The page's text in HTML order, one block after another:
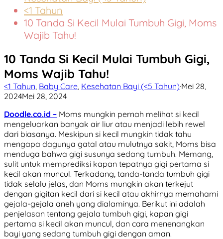
<1 Tahun
10 Tanda Si Kecil Mulai Tumbuh Gigi, Moms
Wajib Tahu!
10 Tanda Si Kecil Mulai Tumbuh Gigi,
Moms Wajib Tahu!
<1 Tahun Baby Care Kesehatan Bayi (<5 Tahun)·Mei 28,
2024Mei 28, 2024
Doodle.co.id – Moms mungkin pernah melihat si kecil
mengeluarkan banyak air liur atau menjadi lebih rewel
dari biasanya. Meskipun si kecil mungkin tidak tahu
mengapa dagunya gatal atau mulutnya sakit, Moms bisa
menduga bahwa gigi susunya sedang tumbuh. Memang,
sulit untuk memprediksi kapan tepatnya gigi pertama si
kecil akan muncul. Terkadang, tanda-tanda tumbuh gigi
tidak selalu jelas, dan Moms mungkin akan terkejut
dengan gigitan kecil dari si kecil atau akhirnya memahami
gejala-gejala aneh yang dialaminya. Berikut ini adalah
penjelasan tentang gejala tumbuh gigi, kapan gigi
pertama si kecil akan muncul, dan cara menenangkan
bayi yang sedang tumbuh gigi dengan aman.